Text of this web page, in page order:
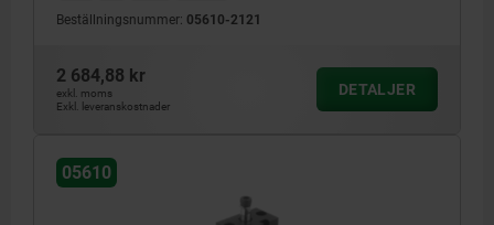
Beställningsnummer: 05610-2121
2 684,88 kr
exkl. moms
Exkl. leveranskostnader
DETALJER
05610